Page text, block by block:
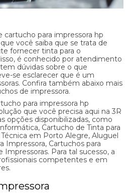
cartucho para impressora hp
você saiba que se trata de
fornecer tinta para o
é conhecido por atendimento
dúvidas sobre o que
se esclarecer que é um
Confira também abaixo mais
de impressora.
para impressora hp
que você precisa aqui na 3R
opções disponibilizadas, como
Cartucho de Tinta para
em Porto Alegre, Aluguel
Impressora, Cartuchos para
Impressoras. Para tal sucesso, a
competentes e em